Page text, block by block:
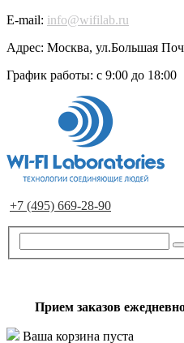
E-mail: info@wifilab.ru
Адрес: Москва, ул.Большая
График работы: с 9:00 до 18:00
+7 (495) 669-28-90
Прием заказов
Ваша корзина пуста